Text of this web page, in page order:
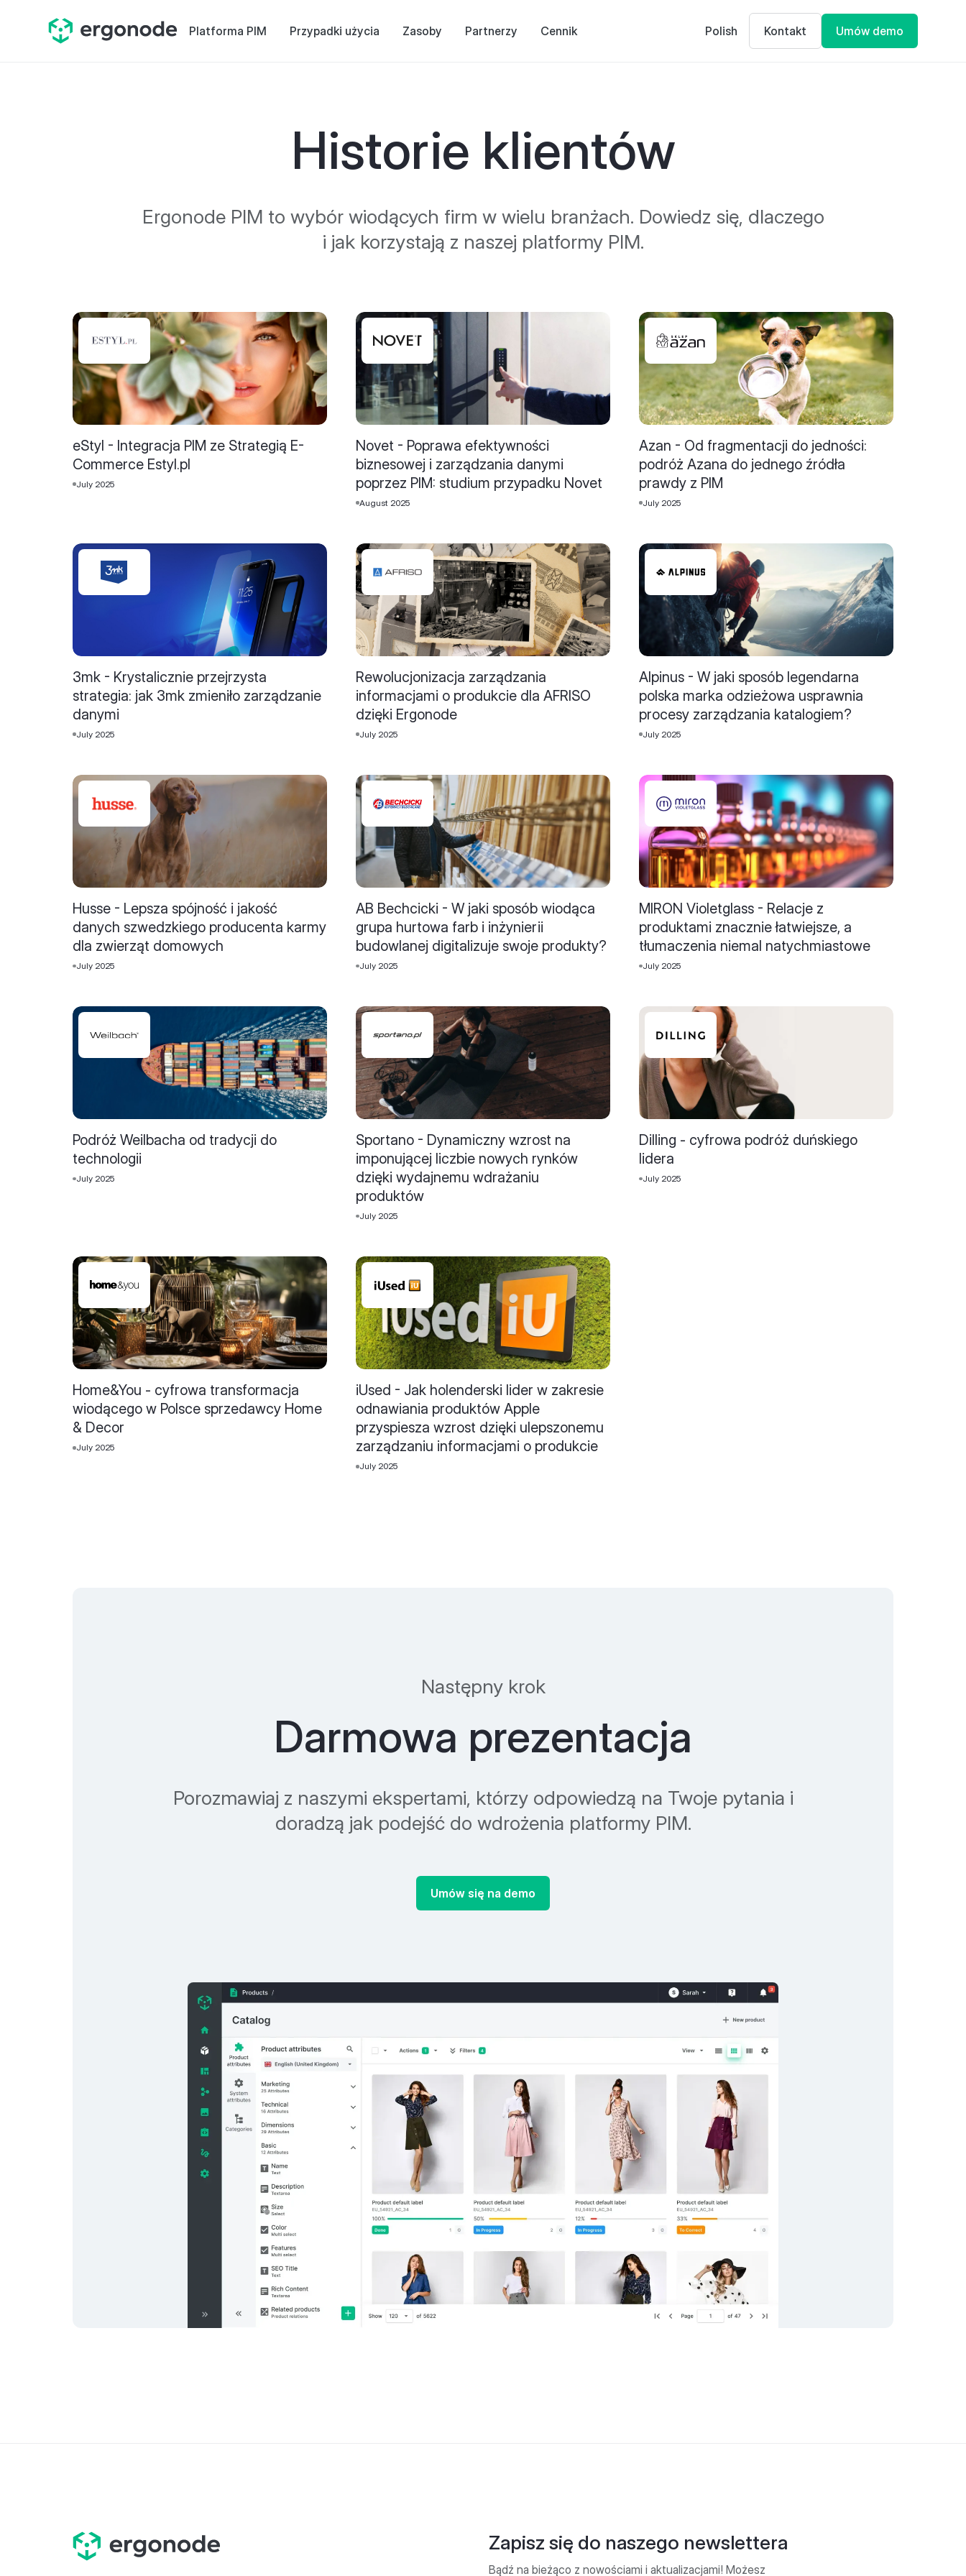
Platforma PIM Przypadki użycia Zasoby Partnerzy Cennik Polish Kontakt Umów demo
Historie klientów
Ergonode PIM to wybór wiodących firm w wielu branżach. Dowiedz się, dlaczego
i jak korzystają z naszej platformy PIM.
eStyl - Integracja PIM ze Strategią E-
Commerce Estyl.pl
July 2025
Novet - Poprawa efektywności
biznesowej i zarządzania danymi
poprzez PIM: studium przypadku Novet
August 2025
Azan - Od fragmentacji do jedności:
podróż Azana do jednego źródła
prawdy z PIM
July 2025
3mk - Krystalicznie przejrzysta
strategia: jak 3mk zmieniło zarządzanie
danymi
July 2025
Rewolucjonizacja zarządzania
informacjami o produkcie dla AFRISO
dzięki Ergonode
July 2025
Alpinus - W jaki sposób legendarna
polska marka odzieżowa usprawnia
procesy zarządzania katalogiem?
July 2025
Husse - Lepsza spójność i jakość
danych szwedzkiego producenta karmy
dla zwierząt domowych
July 2025
AB Bechcicki - W jaki sposób wiodąca
grupa hurtowa farb i inżynierii
budowlanej digitalizuje swoje produkty?
July 2025
MIRON Violetglass - Relacje z
produktami znacznie łatwiejsze, a
tłumaczenia niemal natychmiastowe
July 2025
Podróż Weilbacha od tradycji do
technologii
July 2025
Sportano - Dynamiczny wzrost na
imponującej liczbie nowych rynków
dzięki wydajnemu wdrażaniu
produktów
July 2025
Dilling - cyfrowa podróż duńskiego
lidera
July 2025
Home&You - cyfrowa transformacja
wiodącego w Polsce sprzedawcy Home
& Decor
July 2025
iUsed - Jak holenderski lider w zakresie
odnawiania produktów Apple
przyspiesza wzrost dzięki ulepszonemu
zarządzaniu informacjami o produkcie
July 2025
Następny krok
Darmowa prezentacja
Porozmawiaj z naszymi ekspertami, którzy odpowiedzą na Twoje pytania i
doradzą jak podejść do wdrożenia platformy PIM.
Umów się na demo
Zapisz się do naszego newslettera
Bądź na bieżąco z nowościami i aktualizacjami! Możesz